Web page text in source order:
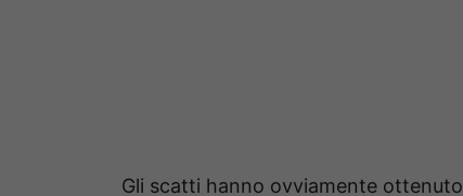
Gli scatti hanno ovviamente ottenuto